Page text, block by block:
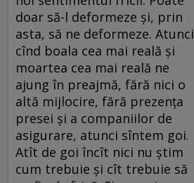
doar să-l deformeze şi, prin
asta, să ne deformeze. Atunci
cînd boala cea mai reală şi
moartea cea mai reală ne
ajung în preajmă, fără nici o
altă mijlocire, fără prezenţa
presei şi a companiilor de
asigurare, atunci sîntem goi.
Atît de goi încît nici nu ştim
cum trebuie şi cît trebuie să